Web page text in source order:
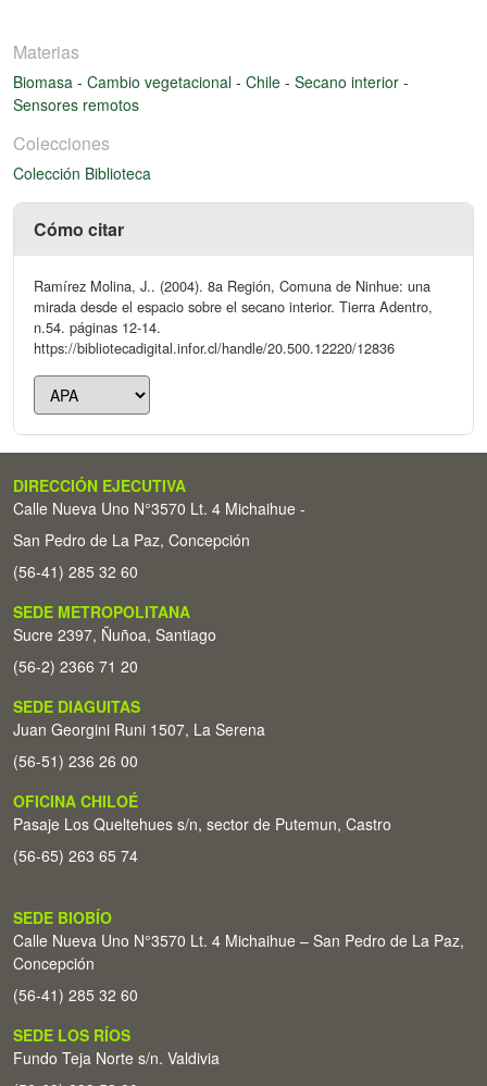
Materias
Biomasa - Cambio vegetacional - Chile - Secano interior -
Sensores remotos
Colecciones
Colección Biblioteca
Cómo citar
Ramírez Molina, J.. (2004). 8a Región, Comuna de Ninhue: una
mirada desde el espacio sobre el secano interior. Tierra Adentro,
n.54. páginas 12-14.
https://bibliotecadigital.infor.cl/handle/20.500.12220/12836
DIRECCIÓN EJECUTIVA
Calle Nueva Uno N°3570 Lt. 4 Michaihue -
San Pedro de La Paz, Concepción
(56-41) 285 32 60
SEDE METROPOLITANA
Sucre 2397, Ñuñoa, Santiago
(56-2) 2366 71 20
SEDE DIAGUITAS
Juan Georgini Runi 1507, La Serena
(56-51) 236 26 00
OFICINA CHILOÉ
Pasaje Los Queltehues s/n, sector de Putemun, Castro
(56-65) 263 65 74
SEDE BIOBÍO
Calle Nueva Uno N°3570 Lt. 4 Michaihue – San Pedro de La Paz,
Concepción
(56-41) 285 32 60
SEDE LOS RÍOS
Fundo Teja Norte s/n. Valdivia